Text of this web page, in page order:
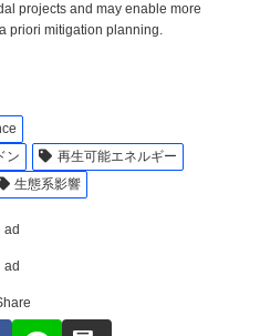
projects and may enable more
priori mitigation planning.
ン
再生可能エネルギー
生態系影響
ad
ad